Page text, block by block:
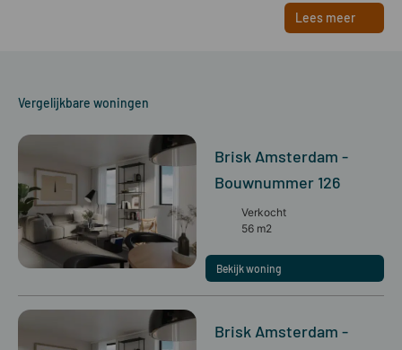
Lees meer
Vergelijkbare woningen
Brisk Amsterdam -
Bouwnummer 126
Verkocht
56 m2
Bekijk woning
Brisk Amsterdam -